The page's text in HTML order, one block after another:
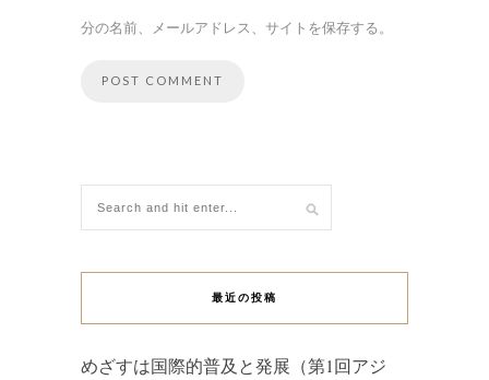
分の名前、メールアドレス、サイトを保存する。
最近の投稿
めざすは国際的普及と発展（第1回アジ